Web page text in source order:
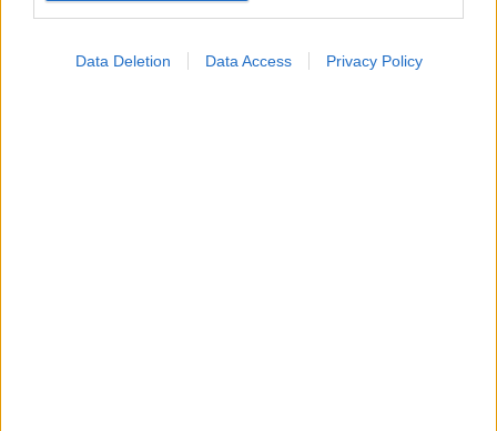
I want to allow Google to enable storage
Data Deletion Data Access Privacy Policy